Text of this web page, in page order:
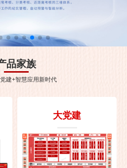
品家族
建+智慧应用新时代
大党建